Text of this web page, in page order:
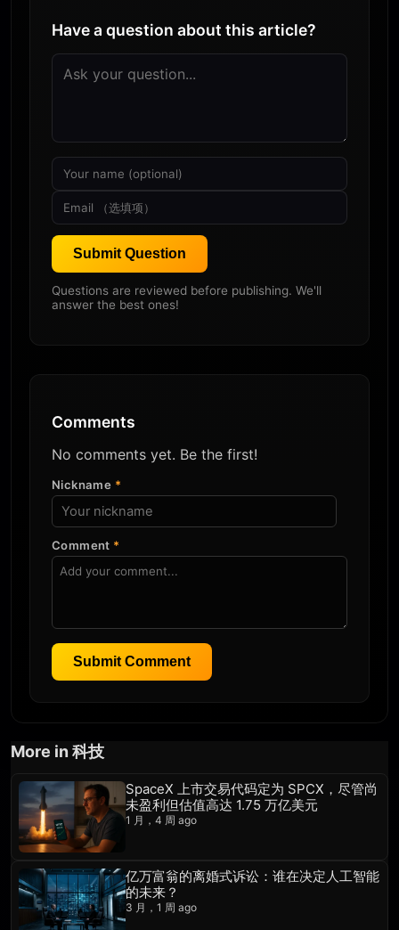
Have a question about this article?
Submit Question
Questions are reviewed before publishing. We'll
answer the best ones!
Comments
No comments yet. Be the first!
Nickname *
Comment *
Submit Comment
More in 科技
SpaceX 上市交易代码定为 SPCX，尽管尚
未盈利但估值高达 1.75 万亿美元
1 月，4 周 ago
亿万富翁的离婚式诉讼：谁在决定人工智能
的未来？
3 月，1 周 ago